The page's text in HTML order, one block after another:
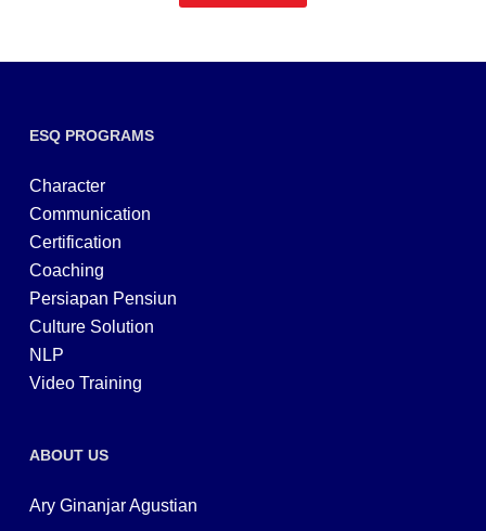
ESQ PROGRAMS
Character
Communication
Certification
Coaching
Persiapan Pensiun
Culture Solution
NLP
Video Training
ABOUT US
Ary Ginanjar Agustian